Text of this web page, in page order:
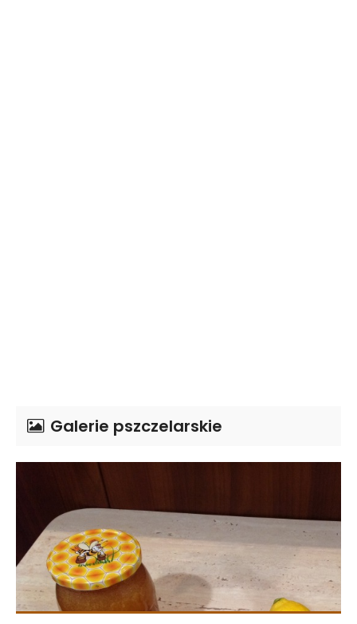
Galerie pszczelarskie